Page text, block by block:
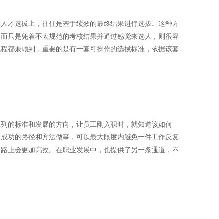
才选拔上，往往是基于绩效的最终结果进行选拔。这种方
只是凭着不太规范的考核结果并通过感觉来选人，则很容
都兼顾到，重要的是有一套可操作的选拔标准，依据该套
的标准和发展的方向，让员工刚入职时，就知道该如何
功的路径和方法做事，可以最大限度内避免一件工作反复
上会更加高效。在职业发展中，也提供了另一条通道，不